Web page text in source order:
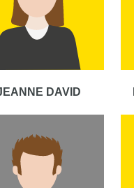
DAVID